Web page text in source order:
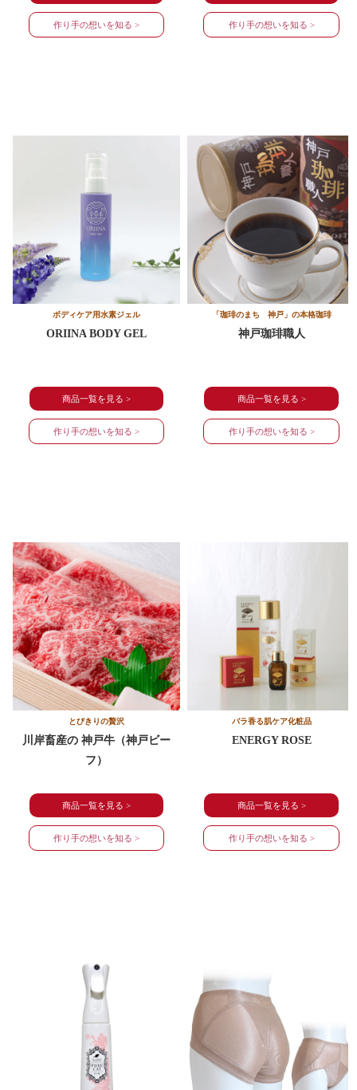
作り手の想いを知る > 作り手の想いを知る >
ボディケア用水素ジェル
ORIINA BODY GEL
商品一覧を見る >
作り手の想いを知る >
「珈琲のまち 神戸」の本格珈琲
神戸珈琲職人
商品一覧を見る >
作り手の想いを知る >
とびきりの贅沢
川岸畜産の 神戸牛（神戸ビー
フ）
商品一覧を見る >
作り手の想いを知る >
バラ香る肌ケア化粧品
ENERGY ROSE
商品一覧を見る >
作り手の想いを知る >